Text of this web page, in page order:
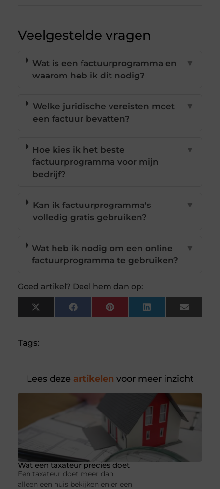
Veelgestelde vragen
Wat is een factuurprogramma en
waarom heb ik dit nodig?
▼
Welke juridische vereisten moet
een factuur bevatten?
▼
Hoe kies ik het beste
factuurprogramma voor mijn
bedrijf?
▼
Kan ik factuurprogramma's
volledig gratis gebruiken?
▼
Wat heb ik nodig om een online
factuurprogramma te gebruiken?
▼
Goed artikel? Deel hem dan op:
X
(Twitter)
FacebookPinterestLinkedInEmail
Tags:
Lees deze artikelen voor meer inzicht
Wat een taxateur precies doet
Een taxateur doet meer dan
alleen een huis bekijken en er een